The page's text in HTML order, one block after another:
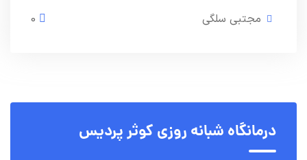
مجتبی سلگی
درمانگاه شبانه روزی کوثر پردیس